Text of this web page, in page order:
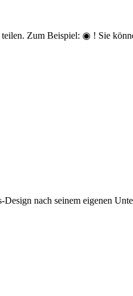
Zum Beispiel: ◉ ! Sie
nach seinem eigenen